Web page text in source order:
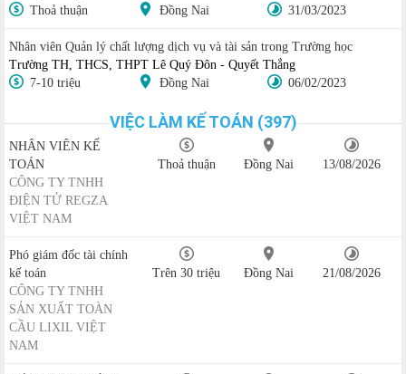
Thoả thuận
Đồng Nai 31/03/2023
Nhân viên Quản lý chất lượng dịch vụ và tài sản trong Trường học
Trường TH, THCS, THPT Lê Quý Đôn - Quyết Thắng
7-10 triệu
Đồng Nai 06/02/2023
VIỆC LÀM KẾ TOÁN (397)
NHÂN VIÊN KẾ
TOÁN
CÔNG TY TNHH
ĐIỆN TỬ REGZA
VIỆT NAM
Thoả thuận Đồng Nai 13/08/2026
Phó giám đốc tài chính
kế toán
CÔNG TY TNHH
SẢN XUẤT TOÀN
CẦU LIXIL VIỆT
NAM
Trên 30 triệu Đồng Nai 21/08/2026